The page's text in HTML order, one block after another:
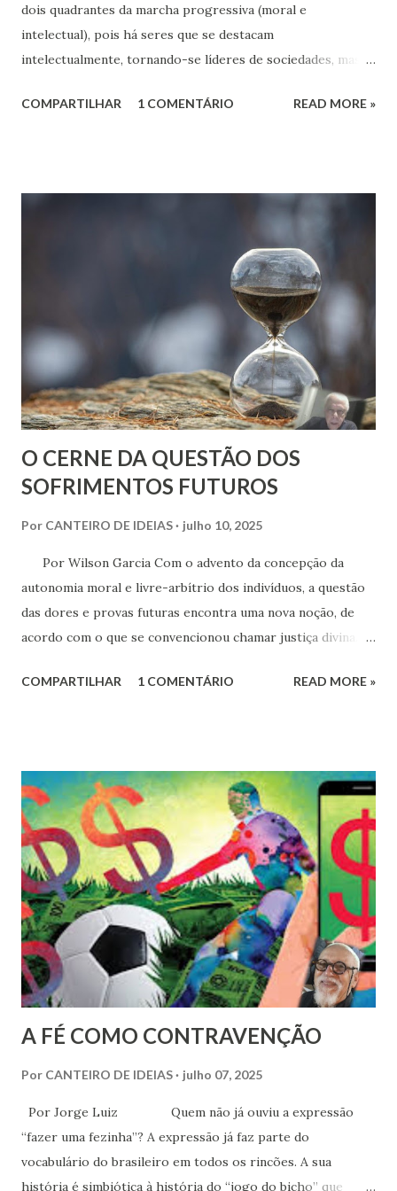
dois quadrantes da marcha progressiva (moral e
intelectual), pois há seres que se destacam
intelectualmente, tornando-se líderes de sociedades, mas
quando dados grupos são vencedores em dadas disputas,
COMPARTILHAR 1 COMENTÁRIO READ MORE »
O CERNE DA QUESTÃO DOS
SOFRIMENTOS FUTUROS
Por CANTEIRO DE IDEIAS julho 10, 2025
Por Wilson Garcia Com o advento da concepção da
autonomia moral e livre-arbítrio dos indivíduos, a questão
das dores e provas futuras encontra uma nova noção, de
acordo com o que se convencionou chamar justiça divina.
fundamentos do Espiritismo se dá quando nos afastamos do
costumam, normalmente e para mal dos pecados, se
desviarem do foco e alcançar um estágio tal de
distanciamento que fica impossível um retorno. Em grande
parte das vezes, o acirramento dos ânimos se faz inevitável.
COMPARTILHAR 1 COMENTÁRIO READ MORE »
A FÉ COMO CONTRAVENÇÃO
Por CANTEIRO DE IDEIAS julho 07, 2025
Por Jorge Luiz Quem não já ouviu a expressão
“fazer uma fezinha”? A expressão já faz parte do
vocabulário do brasileiro em todos os rincões. A sua
história é simbiótica à história do “jogo do bicho” que